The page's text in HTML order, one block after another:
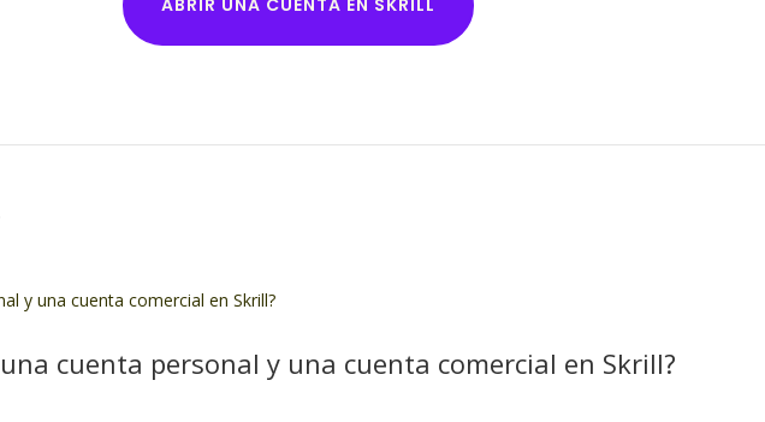
ABRIR UNA CUENTA EN SKRILL
cuenta personal y una cuenta comercial en Skrill?